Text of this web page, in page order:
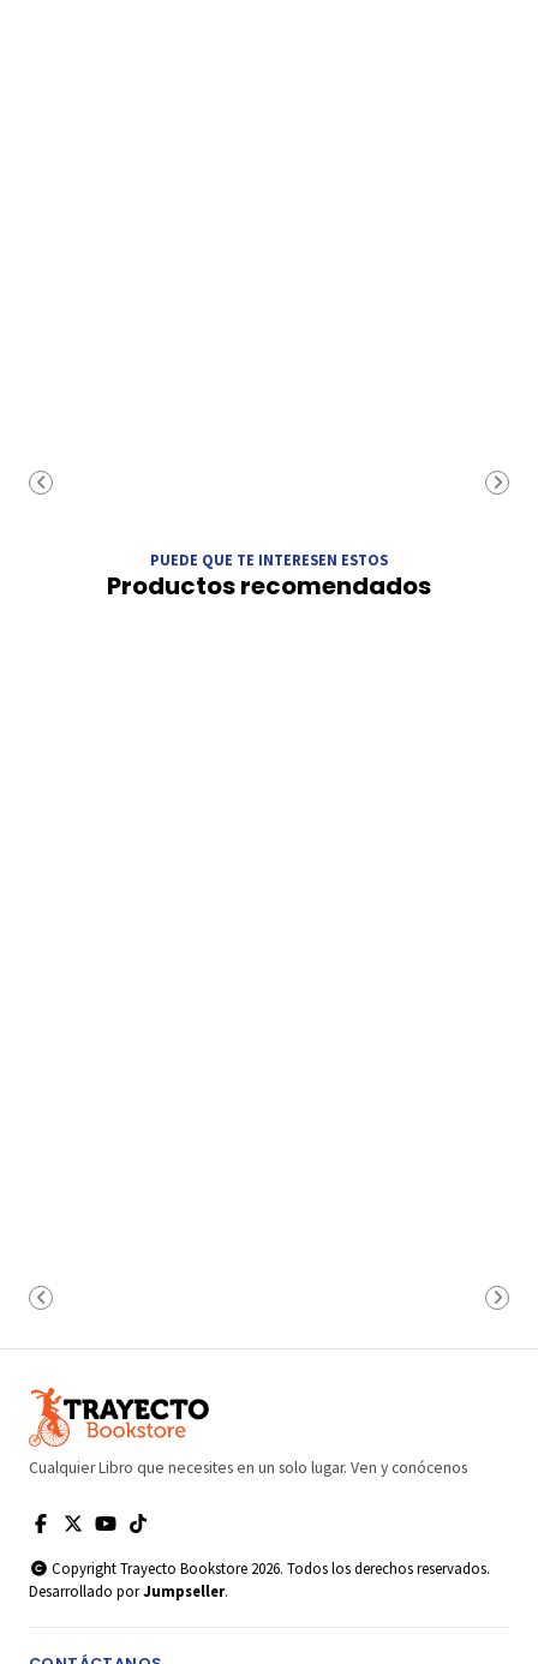
PUEDE QUE TE INTERESEN ESTOS
Productos recomendados
Cualquier Libro que necesites en un solo lugar. Ven y conócenos
Copyright Trayecto Bookstore 2026. Todos los derechos reservados.
Desarrollado porJumpseller.